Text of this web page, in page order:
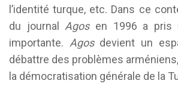
l’identité turque, etc. Dans ce
du journal Agosen 1996 a pris
importante. Agos devient un
débattre des problèmes
la démocratisation générale de la